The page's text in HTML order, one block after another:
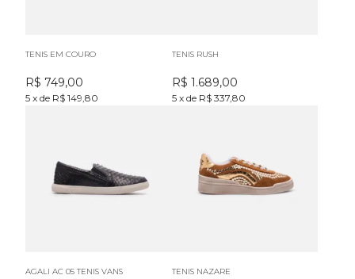
TENIS EM COURO
R$ 749,00
5 x de R$ 149,80
TENIS RUSH
R$ 1.689,00
5 x de R$ 337,80
AGALI AC 05 TENIS VANS TENIS NAZARE